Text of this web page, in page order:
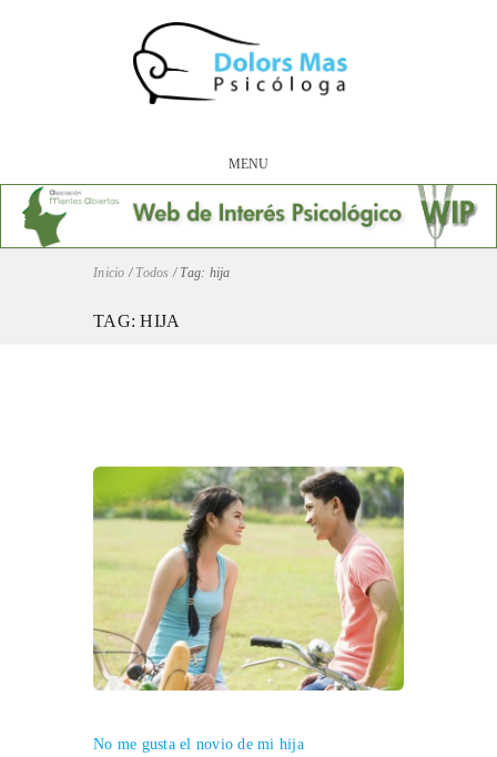
MENU
Inicio / Todos / Tag: hija
TAG: HIJA
No me gusta el novio de mi hija